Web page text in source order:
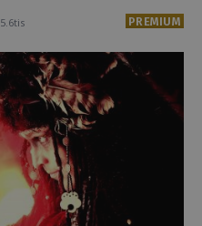
5.6tis PREMIUM